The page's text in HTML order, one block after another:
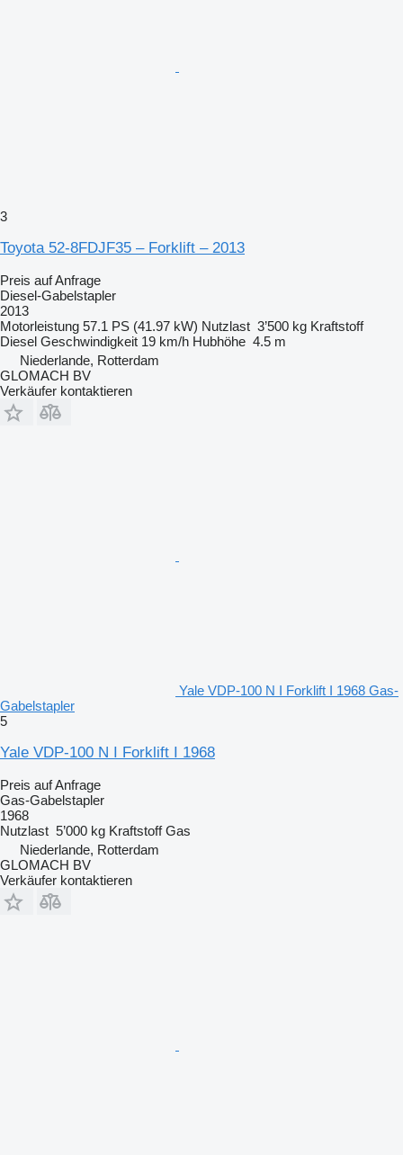
3
Toyota 52-8FDJF35 – Forklift – 2013
Preis auf Anfrage
Diesel-Gabelstapler
2013
Motorleistung 57.1 PS (41.97 kW) Nutzlast 3’500 kg Kraftstoff
Diesel Geschwindigkeit 19 km/h Hubhöhe 4.5 m
Niederlande, Rotterdam
GLOMACH BV
Verkäufer kontaktieren
Yale VDP-100 N I Forklift I 1968 Gas-
Gabelstapler
5
Yale VDP-100 N I Forklift I 1968
Preis auf Anfrage
Gas-Gabelstapler
1968
Nutzlast 5’000 kg Kraftstoff Gas
Niederlande, Rotterdam
GLOMACH BV
Verkäufer kontaktieren